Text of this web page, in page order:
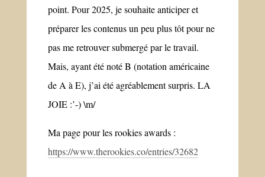
point. Pour 2025, je souhaite anticiper et
préparer les contenus un peu plus tôt pour ne
pas me retrouver submergé par le travail.
Mais, ayant été noté B (notation américaine
de A à E), j’ai été agréablement surpris. LA
JOIE :’-) \m/
Ma page pour les rookies awards :
https://www.therookies.co/entries/32682